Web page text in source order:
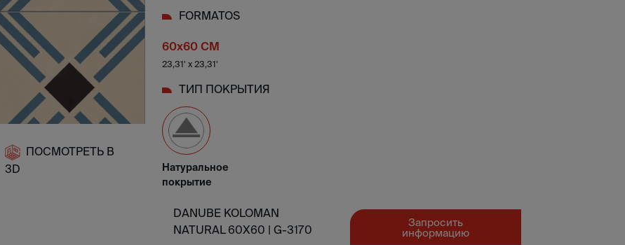
ПОСМОТРЕТЬ В
3D
FORMATOS
60x60 CM
23,31' x 23,31'
ТИП ПОКРЫТИЯ
Натуральное
покрытие
DANUBE KOLOMAN
NATURAL 60X60 | G-3170
Запросить
информацию